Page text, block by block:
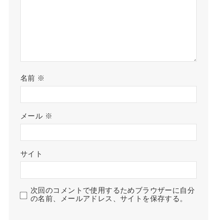
名前 ※
メール ※
サイト
次回のコメントで使用するためブラウザーに自分
の名前、メールアドレス、サイトを保存する。